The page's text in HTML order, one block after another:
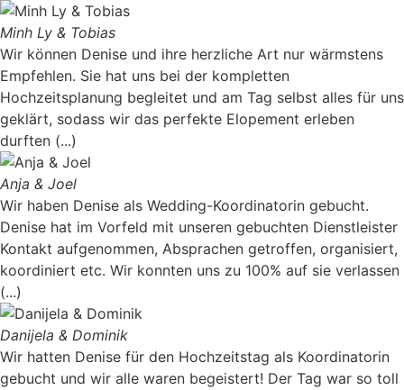
Minh Ly & Tobias
Wir können Denise und ihre herzliche Art nur wärmstens
Empfehlen. Sie hat uns bei der kompletten
Hochzeitsplanung begleitet und am Tag selbst alles für uns
geklärt, sodass wir das perfekte Elopement erleben
durften (...)
Anja & Joel
Wir haben Denise als Wedding-Koordinatorin gebucht.
Denise hat im Vorfeld mit unseren gebuchten Dienstleister
Kontakt aufgenommen, Absprachen getroffen, organisiert,
koordiniert etc. Wir konnten uns zu 100% auf sie verlassen
(...)
Danijela & Dominik
Wir hatten Denise für den Hochzeitstag als Koordinatorin
gebucht und wir alle waren begeistert! Der Tag war so toll